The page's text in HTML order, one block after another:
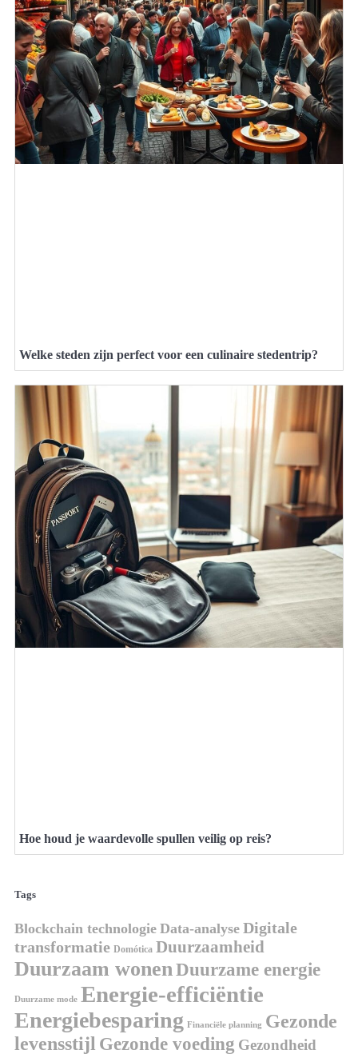
Welke steden zijn perfect voor een culinaire stedentrip?
Hoe houd je waardevolle spullen veilig op reis?
Tags
Blockchain technologie Data-analyse Digitale
transformatie Domótica Duurzaamheid
Duurzaam wonenDuurzame energie
Duurzame mode Energie-efficiëntie
Energiebesparing Financiële planning Gezonde
levensstijl Gezonde voeding Gezondheid